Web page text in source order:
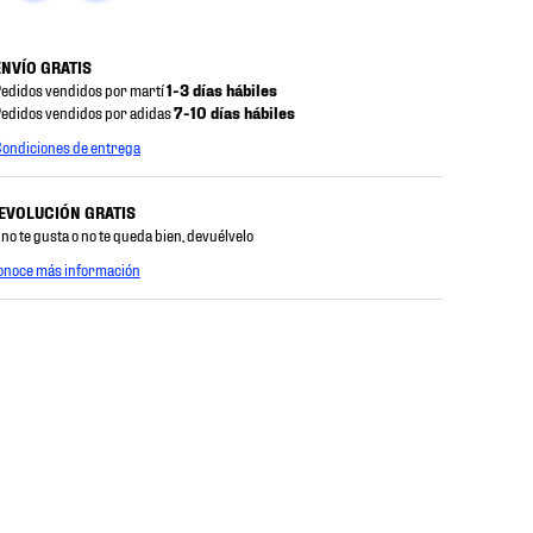
GRATIS
vendidos por martí1-3 días hábiles
vendidos por adidas7-10 días hábiles
de entrega
GRATIS
te gusta o no te queda bien, devuélvelo
más información